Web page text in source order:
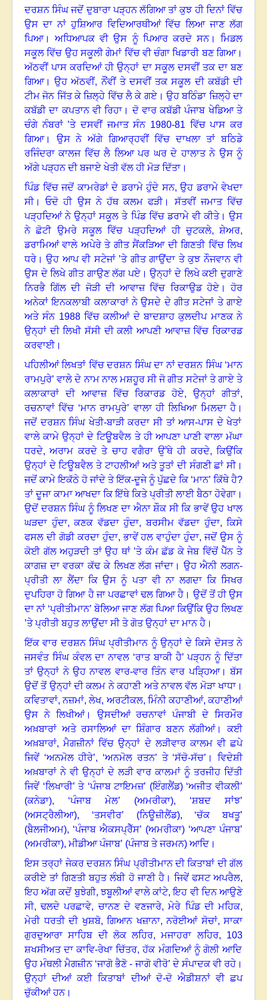
ਦਰਸ਼ਨ ਸਿੰਘ ਜਦੋਂ ਦੁਬਾਰਾ ਪੜ੍ਹਨ ਲੱਗਿਆ ਤਾਂ ਕੁਝ ਹੀ ਦਿਨਾਂ ਵਿੱਚ
ਉਸ ਦਾ ਨਾਂ ਹੁਸ਼ਿਆਰ ਵਿਦਿਆਰਥੀਆਂ ਵਿੱਚ ਲਿਆ ਜਾਣ ਲੱਗ
ਪਿਆ।ਅਧਿਆਪਕ ਵੀ ਉਸ ਨੂੰ ਪਿਆਰ ਕਰਦੇ ਸਨ। ਮਿਡਲ
ਸਕੂਲ ਵਿੱਚ ਉਹ ਸਕੂਲੀ ਗੇਮਾਂ ਵਿੱਚ ਵੀ ਚੰਗਾ ਖਿਡਾਰੀ ਬਣ ਗਿਆ।
ਅੱਠਵੀਂ ਪਾਸ ਕਰਦਿਆਂ ਹੀ ਉਨ੍ਹਾਂ ਦਾ ਸਕੂਲ ਦਸਵੀਂ ਤਕ ਦਾ ਬਣ
ਗਿਆ।ਉਹ ਅੱਠਵੀਂ, ਨੌਂਵੀਂ ਤੇ ਦਸਵੀਂ ਤਕ ਸਕੂਲ ਦੀ ਕਬੱਡੀ ਦੀ
ਟੀਮ ਜੋਨ ਜਿੱਤ ਕੇ ਜ਼ਿਲ੍ਹੇ ਵਿੱਚ ਲੈ ਕੇ ਗਏ।ਉਹ ਬਠਿੰਡਾ ਜ਼ਿਲ੍ਹੇ ਦਾ
ਕਬੱਡੀ ਦਾ ਕਪਤਾਨ ਵੀ ਰਿਹਾ । ਦੋ ਵਾਰ ਕਬੱਡੀ ਪੰਜਾਬ ਖੇਡਿਆ ਤੇ
ਚੰਗੇ ਨੰਬਰਾਂ ’ਤੇ ਦਸਵੀਂ ਜਮਾਤ ਸੰਨ 1980-81 ਵਿੱਚ ਪਾਸ ਕਰ
ਗਿਆ। ਉਸ ਨੇ ਅੱਗੇ ਗਿਆਰ੍ਹਵੀਂ ਵਿੱਚ ਦਾਖਲਾ ਤਾਂ ਬਠਿਡੇ
ਰਜਿੰਦਰਾ ਕਾਲਜ ਵਿੱਚ ਲੈ ਲਿਆ ਪਰ ਘਰ ਦੇ ਹਾਲਾਤ ਨੇ ਉਸ ਨੂੰ
ਅੱਗੇ ਪੜ੍ਹਨ ਦੀ ਬਜਾਏ ਖੇਤੀ ਵੱਲ ਹੀ ਮੋੜ ਦਿੱਤਾ ।
ਪਿੰਡ ਵਿੱਚ ਜਦੋਂ ਕਾਮਰੇਡਾਂ ਦੇ ਡਰਾਮੇ ਹੁੰਦੇ ਸਨ, ਉਹ ਡਰਾਮੇ ਵੇਖਦਾ
ਸੀ।ਓਦੋ ਹੀ ਉਸ ਨੇ ਹੱਥ ਕਲਮ ਫੜੀ। ਸੱਤਵੀਂ ਜਮਾਤ ਵਿੱਚ
ਪੜ੍ਹਦਿਆਂ ਨੇ ਉਨ੍ਹਾਂ ਸਕੂਲ ਤੇ ਪਿੰਡ ਵਿੱਚ ਡਰਾਮੇ ਵੀ ਕੀਤੇ।ਉਸ
ਨੇ ਛੋਟੀ ਉਮਰੇ ਸਕੂਲ ਵਿੱਚ ਪੜ੍ਹਦਿਆਂ ਹੀ ਚੁਟਕਲੇ, ਸ਼ੇਅਰ,
ਡਰਾਮਿਆਂ ਵਾਲੇ ਅਪੇਰੇ ਤੇ ਗੀਤ ਸੈਂਕੜਿਆ ਦੀ ਗਿਣਤੀ ਵਿੱਚ ਲਿਖ
ਧਰੇ ।ਉਹ ਆਪ ਵੀ ਸਟੇਜਾਂ ’ਤੇ ਗੀਤ ਗਾਉਂਦਾ ਤੇ ਕੁਝ ਨੌਜਵਾਨ ਵੀ
ਉਸ ਦੇ ਲਿਖੇ ਗੀਤ ਗਾਉਣ ਲੱਗ ਪਏ।ਉਨ੍ਹਾਂ ਦੇ ਲਿਖੇ ਕਈ ਦੁਗਾਣੇ
ਨਿਰਭੈ ਗਿੱਲ ਦੀ ਜੋੜੀ ਦੀ ਆਵਾਜ਼ ਵਿੱਚ ਰਿਕਾਉਡ ਹੋਏ।ਹੋਰ
ਅਨੇਕਾਂ ਇਨਕਲਾਬੀ ਕਲਾਕਾਰਾਂ ਨੇ ਉਸਦੇ ਦੇ ਗੀਤ ਸਟੇਜਾਂ ਤੇ ਗਾਏ
ਅਤੇ ਸੰਨ 1988ਵਿੱਚ ਕਲੀਆਂ ਦੇ ਬਾਦਸ਼ਾਹ ਕੁਲਦੀਪ ਮਾਣਕ ਨੇ
ਉਨ੍ਹਾਂ ਦੀ ਲਿਖੀ ਸੱਸੀ ਦੀ ਕਲੀ ਆਪਣੀ ਆਵਾਜ਼ ਵਿੱਚ ਰਿਕਾਰਡ
ਕਰਵਾਈ।
ਪਹਿਲੀਆਂ ਲਿਖਤਾਂ ਵਿੱਚ ਦਰਸ਼ਨ ਸਿੰਘ ਦਾ ਨਾਂ ਦਰਸ਼ਨ ਸਿੰਘ ‘ਮਾਨ
ਰਾਮਪੁਰੇ’ਵਾਲੇ ਦੇ ਨਾਮ ਨਾਲ ਮਸ਼ਹੂਰ ਸੀ ਜੋ ਗੀਤ ਸਟੇਜਾਂ ਤੇ ਗਾਏ ਤੇ
ਕਲਾਕਾਰਾਂ ਦੀ ਆਵਾਜ਼ ਵਿੱਚ ਰਿਕਾਰਡ ਹੋਏ,ਉਨ੍ਹਾਂ ਗੀਤਾਂ,
ਰਚਨਾਵਾਂ ਵਿੱਚ ‘ਮਾਨ ਰਾਮਪੁਰੇ’ ਵਾਲਾ ਹੀ ਲਿਖਿਆ ਮਿਲਦਾ ਹੈ ।
ਜਦੋਂ ਦਰਸ਼ਨ ਸਿੰਘ ਖੇਤੀ-ਬਾੜੀ ਕਰਦਾ ਸੀ ਤਾਂ ਆਸ-ਪਾਸ ਦੇ ਖੇਤਾਂ
ਵਾਲੇ ਕਾਮੇ ਉਨ੍ਹਾਂ ਦੇ ਟਿਊਬਵੈਲ ਤੇ ਹੀ ਆਪਣਾ ਪਾਣੀ ਵਾਲਾ ਮੱਘਾ
ਧਰਦੇ,ਅਰਾਮ ਕਰਦੇ ਤੇ ਚਾਹ ਵਗੈਰਾ ਉੱਥੇ ਹੀ ਕਰਦੇ, ਕਿਉਂਕਿ
ਉਨ੍ਹਾਂ ਦੇ ਟਿਊਬਵੈਲ ਤੇ ਟਾਹਲੀਆਂ ਅਤੇ ਤੂਤਾਂ ਦੀ ਸੰਗਣੀ ਛਾਂ ਸੀ।
ਜਦੋਂ ਕਾਮੇ ਇਕੱਠੇ ਹੋ ਜਾਂਦੇ ਤੇ ਇੱਕ-ਦੂਜੇ ਨੂੰ ਪੁੱਛਦੇ ਕਿ ‘ਮਾਨ’ ਕਿੱਥੇ ਹੈ?
ਤਾਂ ਦੂਜਾ ਕਾਮਾ ਆਖਦਾ ਕਿ ਇੱਥੇ ਕਿਤੇ ਪ੍ਰੀਤੀ ਲਾਈ ਬੈਠਾ ਹੋਵੇਗਾ ।
ਉਦੋਂ ਦਰਸ਼ਨ ਸਿੰਘ ਨੂੰ ਲਿਖਣ ਦਾ ਐਨਾ ਸ਼ੌਕ ਸੀ ਕਿ ਭਾਵੇਂ ਉਹ ਖਾਲ
ਘੜਦਾ ਹੁੰਦਾ,ਕਣਕ ਵੱਡਦਾ ਹੁੰਦਾ,ਬਰਸੀਮ ਵੱਡਦਾ ਹੁੰਦਾ, ਕਿਸੇ
ਫਸਲ ਦੀ ਗੋਡੀ ਕਰਦਾ ਹੁੰਦਾ, ਭਾਵੇਂ ਹਲ ਵਾਹੁੰਦਾ ਹੁੰਦਾ, ਜਦੋਂ ਉਸ ਨੂੰ
ਕੋਈ ਗੱਲ ਅਹੁੜਦੀ ਤਾਂ ਉਹ ਥਾਂ ’ਤੇ ਕੰਮ ਛੱਡ ਕੇ ਜੇਬ ਵਿੱਚੋਂ ਪੈੱਨ ਤੇ
ਕਾਗਜ਼ ਦਾ ਵਰਕਾ ਕੱਢ ਕੇ ਲਿਖਣ ਲੱਗ ਜਾਂਦਾ। ਉਹ ਐਨੀ ਲਗਨ-
ਪ੍ਰੀਤੀ ਲਾ ਲੈਂਦਾ ਕਿ ਉਸ ਨੂੰ ਪਤਾ ਵੀ ਨਾ ਲਗਦਾ ਕਿ ਸਿਖਰ
ਦੁਪਹਿਰਾ ਹੋ ਗਿਆ ਹੈ ਜਾ ਪਰਛਾਵਾਂ ਢਲ ਗਿਆ ਹੈ । ਉਦੋਂ ਤੋਂ ਹੀ ਉਸ
ਦਾ ਨਾਂ ‘ਪ੍ਰੀਤੀਮਾਨ’ਬੋਲਿਆ ਜਾਣ ਲੱਗ ਪਿਆ ਕਿਉਂਕਿ ਉਹ ਲਿਖਣ
’ਤੇ ਪ੍ਰੀਤੀ ਬਹੁਤ ਲਾਉਂਦਾ ਸੀ ਤੇ ਗੋਤ ਉਨ੍ਹਾਂ ਦਾ ਮਾਨ ਹੈ ।
ਇੱਕ ਵਾਰ ਦਰਸ਼ਨ ਸਿੰਘ ਪ੍ਰੀਤੀਮਾਨ ਨੂੰ ਉਨ੍ਹਾਂ ਦੇ ਕਿਸੇ ਦੋਸਤ ਨੇ
ਜਸਵੰਤ ਸਿੰਘ ਕੰਵਲ ਦਾ ਨਾਵਲ ‘ਰਾਤ ਬਾਕੀ ਹੈ’ਪੜ੍ਹਨ ਨੂੰ ਦਿੱਤਾ
ਤਾਂ ਉਨ੍ਹਾਂ ਨੇ ਉਹ ਨਾਵਲ ਵਾਰ-ਵਾਰ ਤਿੰਨ ਵਾਰ ਪੜ੍ਹਿਆ। ਬੱਸ
ਉਦੋਂ ਤੋਂ ਉਨ੍ਹਾਂ ਦੀ ਕਲਮ ਨੇ ਕਹਾਣੀ ਅਤੇ ਨਾਵਲ ਵੱਲ ਮੋੜਾ ਖਾਧਾ ।
ਕਵਿਤਾਵਾਂ,ਨਜ਼ਮਾਂ,ਲੇਖ, ਅਰਟੀਕਲ, ਮਿੰਨੀ ਕਹਾਣੀਆਂ,ਕਹਾਣੀਆਂ
ਉਸ ਨੇ ਲਿਖੀਆਂ। ਉਸਦੀਆਂ ਰਚਨਾਵਾਂ ਪੰਜਾਬੀ ਦੇ ਸਿਰਮੌਰ
ਅਖ਼ਬਾਰਾਂ ਅਤੇ ਰਸਾਲਿਆਂ ਦਾ ਸ਼ਿੰਗਾਰ ਬਣਨ ਲੱਗੀਆਂ।ਕਈ
ਅਖ਼ਬਾਰਾਂ,ਮੈਗਜ਼ੀਨਾਂ ਵਿੱਚ ਉਨ੍ਹਾਂ ਦੇ ਲੜੀਵਾਰ ਕਾਲਮ ਵੀ ਛਪੇ
ਜਿਵੇਂ ‘ਅਨਮੋਲ ਹੀਰੇ’, ‘ਅਨਮੋਲ ਰਤਨ’ ਤੇ ‘ਸੱਚੋ-ਸੱਚ’ ।
ਵਿਦੇਸ਼ੀ
ਅਖ਼ਬਾਰਾਂ ਨੇ ਵੀ ਉਨ੍ਹਾਂ ਦੇ ਲੜੀ ਵਾਰ ਕਾਲਮਾਂ ਨੂੰ ਤਰਜੀਹ ਦਿੱਤੀ
ਜਿਵੇਂ ‘ਲਿਖਾਰੀ’ਤੇ ‘ਪੰਜਾਬ ਟਾਇਮਜ਼’ (ਇੰਗਲੈਂਡ) ‘ਅਜੀਤ ਵੀਕਲੀ’
(ਕਨੇਡਾ), ‘ਪੰਜਾਬ ਮੇਲ’ (ਅਮਰੀਕਾ), ‘ਸ਼ਬਦ ਸਾਂਝ’
(ਅਸਟ੍ਰੈਲੀਆ), ‘ਤਸਵੀਰ’ (ਨਿਊਜ਼ੀਲੈਂਡ), ‘ਚੱਕ ਬਖਤੂ’
(ਬੈਲਜੀਅਮ), ‘ਪੰਜਾਬ ਐਕਸਪ੍ਰੈੱਸ’ (ਅਮਰੀਕਾ) ‘ਆਪਣਾ ਪੰਜਾਬ’
(ਅਮਰੀਕਾ), ਮੀਡੀਆ ਪੰਜਾਬ’ (ਪੰਜਾਬ ਤੇ ਜਰਮਨ) ਆਦਿ ।
ਇਸ ਤਰ੍ਹਾਂ ਜੇਕਰ ਦਰਸ਼ਨ ਸਿੰਘ ਪ੍ਰੀਤੀਮਾਨ ਦੀ ਕਿਤਾਬਾਂ ਦੀ ਗੱਲ
ਕਰੀਏ ਤਾਂ ਗਿਣਤੀ ਬਹੁਤ ਲੰਬੀ ਹੋ ਜਾਣੀ ਹੈ। ਜਿਵੇਂ ਫਸਟ ਅਪਰੈਲ,
ਇਹ ਅੱਗ ਕਦੋਂ ਬੁਝੇਗੀ, ਝਬੂਲੀਆਂ ਵਾਲੇ ਕਾਂਟੇ,ਇਹ ਵੀ ਦਿਨ ਆਉਣੇ
ਸੀ,ਢਲਦੇ ਪਰਛਾਵੇ, ਚਾਨਣ ਦੇ ਵਣਜਾਰੇ,ਮੇਰੇ ਪਿੰਡ ਦੀ ਮਹਿਕ,
ਮੇਰੀ ਧਰਤੀ ਦੀ ਖੁਸ਼ਬੋ, ਗਿਆਨ ਖਜ਼ਾਨਾ,ਨਰੋਈਆਂ ਸੋਚਾਂ, ਸਾਕਾ
ਗੁਰਦੁਆਰਾ ਸਾਹਿਬ ਦੀ ਲੋਕ ਲਹਿਰ,ਮਜਾਹਰਾ ਲਹਿਰ, 103
ਸ਼ਖਸੀਅਤ ਦਾ ਕਾਵਿ-ਰੇਖਾ ਚਿੱਤਰ,ਹੱਕ ਮੰਗਦਿਆਂ ਨੂੰ ਗੋਲੀ ਆਦਿ
ਉਹ ਮੰਥਲੀ ਮੈਗਜ਼ੀਨ ‘ਜਾਗੋ ਭੈਣੋ - ਜਾਗੋ ਵੀਰੋ’ਦੇ ਸੰਪਾਦਕ ਵੀ ਰਹੇ ।
ਉਨ੍ਹਾਂ ਦੀਆਂ ਕਈ ਕਿਤਾਬਾਂ ਦੀਆਂ ਦੋ-ਦੋ ਐਡੀਸ਼ਨਾਂ ਵੀ ਛਪ
ਚੁੱਕੀਆਂ ਹਨ।